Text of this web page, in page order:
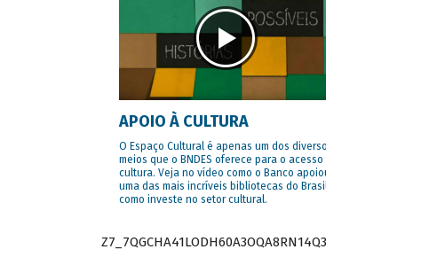
APOIO À CULTURA
O Espaço Cultural é apenas um dos diversos
meios que o BNDES oferece para o acesso à
cultura. Veja no vídeo como o Banco apoiou
uma das mais incríveis bibliotecas do Brasil e
como investe no setor cultural.
Z7_7QGCHA41LODH60A3OQA8RN14Q3